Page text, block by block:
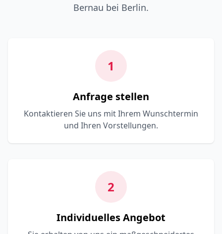
Bernau bei Berlin.
1
Anfrage stellen
Kontaktieren Sie uns mit Ihrem Wunschtermin
und Ihren Vorstellungen.
2
Individuelles Angebot